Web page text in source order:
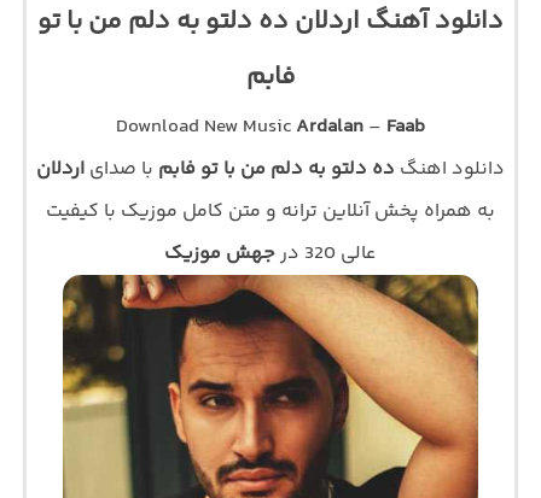
دانلود آهنگ اردلان ده دلتو به دلم من با تو
فابم
Download New Music Ardalan – Faab
دانلود اهنگ ده دلتو به دلم من با تو فابم با صدای اردلان
به همراه پخش آنلاین ترانه و متن کامل موزیک با کیفیت
عالی 320 در
جهش موزیک